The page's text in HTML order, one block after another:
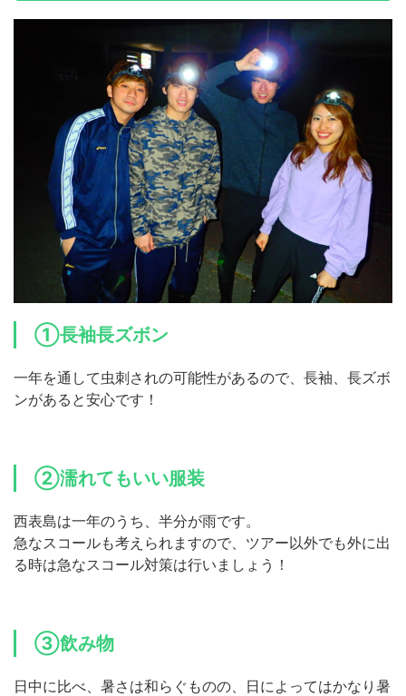
①長袖長ズボン
一年を通して虫刺されの可能性があるので、長袖、長ズボ
ンがあると安心です！
②濡れてもいい服装
西表島は一年のうち、半分が雨です。
急なスコールも考えられますので、ツアー以外でも外に出
る時は急なスコール対策は行いましょう！
③飲み物
日中に比べ、暑さは和らぐものの、日によってはかなり暑